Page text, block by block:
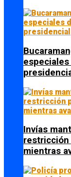
Invías
restricción
mientras